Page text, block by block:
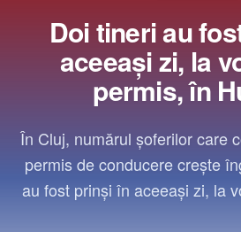
Doi tineri au
aceeași zi, la
permis, în
În Cluj, numărul șoferilor care
permis de conducere crește
au fost prinși în aceeași zi, la